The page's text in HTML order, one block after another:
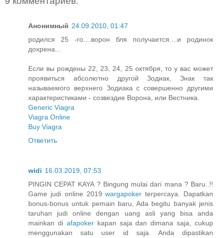
Анонимный 24.09.2010, 01:47
родился 25 -го....ворон бля получается....и родинок
дохрена...
Если вы рождены 22, 23, 24, 25 октября, то у вас может
проявиться абсолютно другой Зодиак, Знак так
называемого верхнего Зодиака с совершенно другими
характеристиками - созвездие Ворона, или Вестника.
Generic Viagra
Viagra Online
Buy Viagra
Ответить
widi 16.03.2019, 07:53
PINGIN CEPAT KAYA ? Bingung mulai dari mana ? Baru..!!
Game judi online 2019wargapoker terpercaya. Dapatkan
bonus-bonus untuk pemain baru, Ada begitu banyak jenis
taruhan judi online dengan uang asli yang bisa anda
mainkan di afapokerkapan saja dan dimana saja, cukup
menggunakan satu user id saja. Anda dipastikan